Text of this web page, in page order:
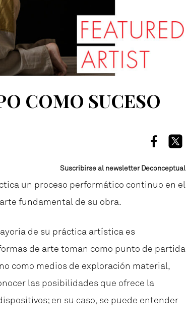
COMO SUCESO
Suscribirse al newsletter Deconceptual
un proceso performático continuo en el
fundamental de su obra.
de su práctica artística es
de arte toman como punto de partida
como medios de exploración material,
las posibilidades que ofrece la
en su caso, se puede entender